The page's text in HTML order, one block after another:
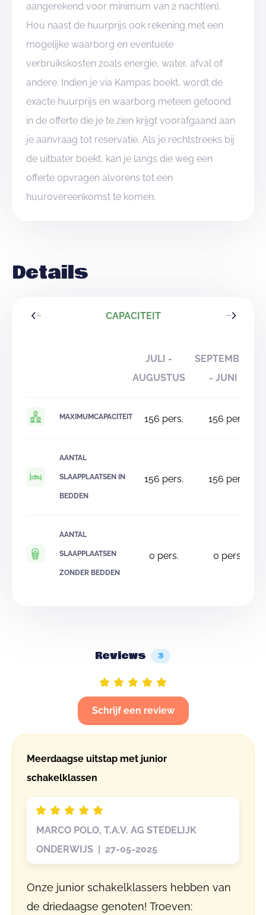
aangerekend voor minimum van 2 nacht(en).
Hou naast de huurprijs ook rekening met een
mogelijke waarborg en eventuele
verbruikskosten zoals energie, water, afval of
andere. Indien je via Kampas boekt, wordt de
exacte huurprijs en waarborg meteen getoond
in de offerte die je te zien krijgt voorafgaand aan
je aanvraag tot reservatie. Als je rechtstreeks bij
de uitbater boekt, kan je langs die weg een
offerte opvragen alvorens tot een
huurovereenkomst te komen.
Details
CAPACITEIT
JULI -
AUGUSTUS
SEPTEMBER
- JUNI
MAXIMUMCAPACITEIT 156 pers. 156 pers.
AANTAL
SLAAPPLAATSEN IN
BEDDEN
156 pers. 156 pers.
AANTAL
SLAAPPLAATSEN
ZONDER BEDDEN
0 pers. 0 pers.
Reviews 3
Schrijf een review
Meerdaagse uitstap met junior
schakelklassen
MARCO POLO, T.A.V. AG STEDELIJK
ONDERWIJS | 27-05-2025
Onze junior schakelklassers hebben van
de driedaagse genoten! Troeven: